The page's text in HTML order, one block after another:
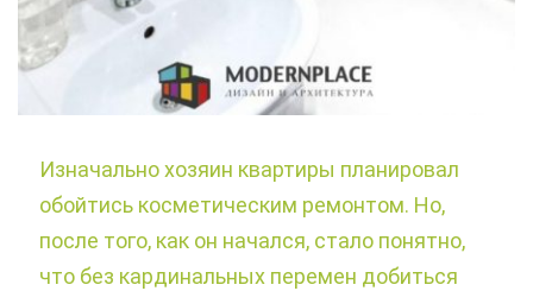
Изначально хозяин квартиры планировал
обойтись косметическим ремонтом. Но,
после того, как он начался, стало понятно,
что без кардинальных перемен добиться